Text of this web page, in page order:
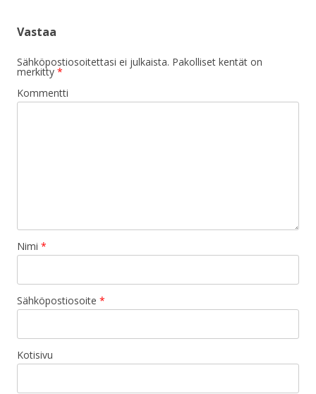
Vastaa
Sähköpostiosoitettasi ei julkaista. Pakolliset kentät on
merkitty *
Kommentti
Nimi *
Sähköpostiosoite *
Kotisivu